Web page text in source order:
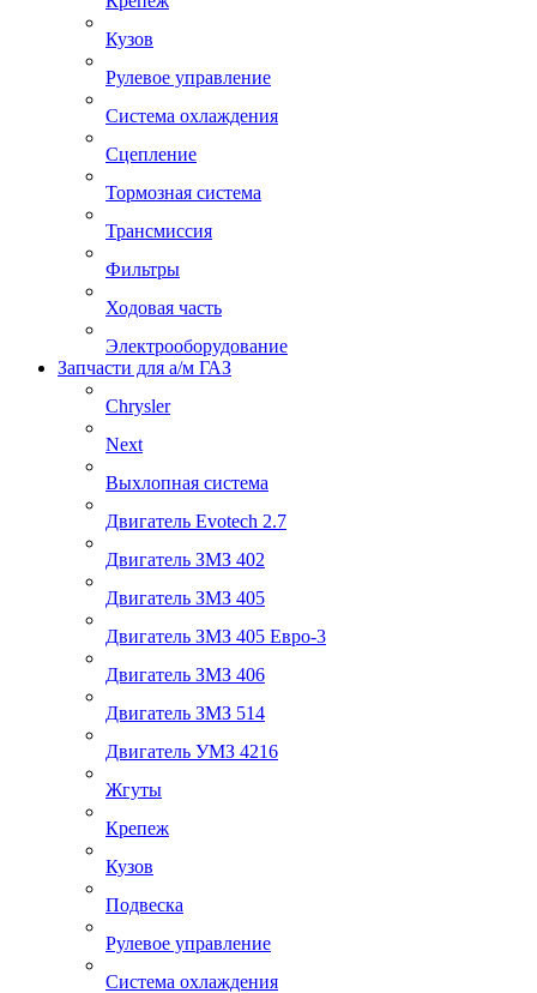
Кузов
Рулевое управление
Система охлаждения
Сцепление
Тормозная система
Трансмиссия
Фильтры
Ходовая часть
Электрооборудование
Запчасти для а/м ГАЗ
Chrysler
Next
Выхлопная система
Двигатель Evotech 2.7
Двигатель ЗМЗ 402
Двигатель ЗМЗ 405
Двигатель ЗМЗ 405 Евро-3
Двигатель ЗМЗ 406
Двигатель ЗМЗ 514
Двигатель УМЗ 4216
Жгуты
Крепеж
Кузов
Подвеска
Рулевое управление
Система охлаждения